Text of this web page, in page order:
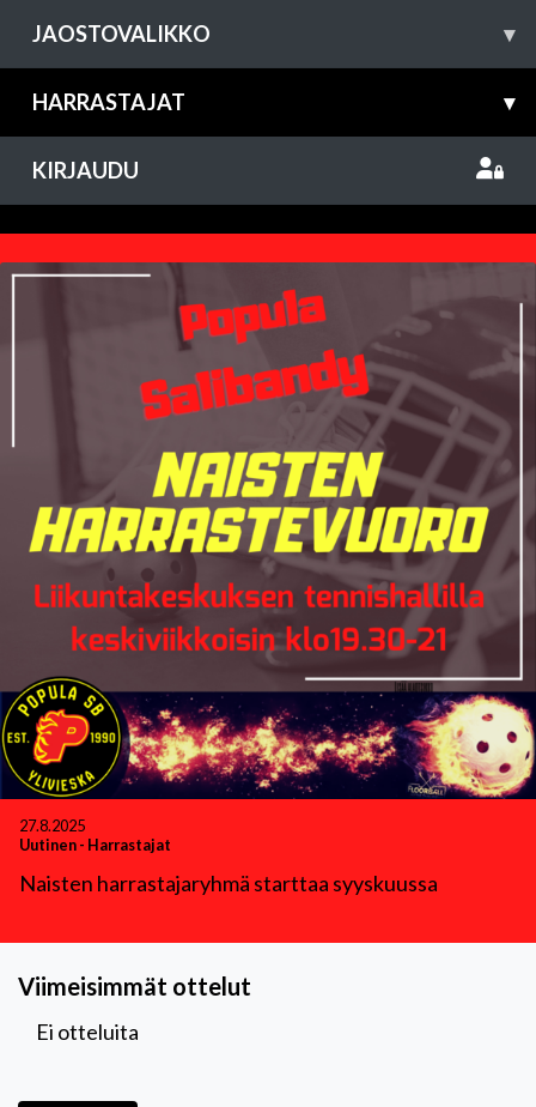
JAOSTOVALIKKO ▾
HARRASTAJAT ▾
KIRJAUDU
27.8.2025
Uutinen- Harrastajat
Naisten harrastajaryhmä starttaa syyskuussa
Viimeisimmät ottelut
Ei otteluita